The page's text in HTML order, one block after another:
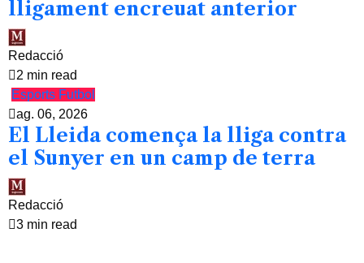
lligament encreuat anterior
Redacció
2 min read
Esports Futbol
ag. 06, 2026
El Lleida comença la lliga contra
el Sunyer en un camp de terra
Redacció
3 min read